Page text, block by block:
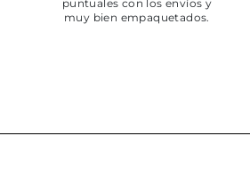
puntuales con los envíos y
muy bien empaquetados.